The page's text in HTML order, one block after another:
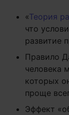
«Теория
что
развитие
Правило
человека
которых
проще
Эффект